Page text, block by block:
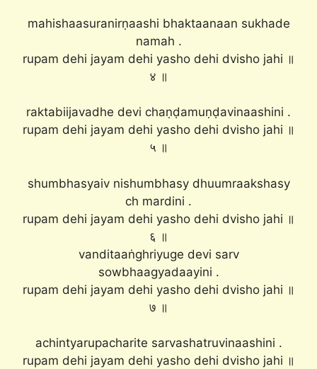
mahishaasuranirṇaashi bhaktaanaan sukhade
namah .
rupam dehi jayam dehi yasho dehi dvisho jahi ॥
४ ॥
raktabiijavadhe devi chaṇḍamuṇḍavinaashini .
rupam dehi jayam dehi yasho dehi dvisho jahi ॥
५ ॥
shumbhasyaiv nishumbhasy dhuumraakshasy
ch mardini .
rupam dehi jayam dehi yasho dehi dvisho jahi ॥
६ ॥
vanditaaṅghriyuge devi sarv
sowbhaagyadaayini .
rupam dehi jayam dehi yasho dehi dvisho jahi ॥
७ ॥
achintyarupacharite sarvashatruvinaashini .
rupam dehi jayam dehi yasho dehi dvisho jahi ॥